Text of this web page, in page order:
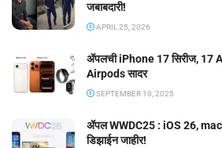
जबाबदारी!
APRIL 25, 2026
ॲपलची iPhone 17 सिरीज, 17
Airpods सादर
SEPTEMBER 10, 2025
ॲपल WWDC25 : iOS 26,
डिझाईन जाहीर!